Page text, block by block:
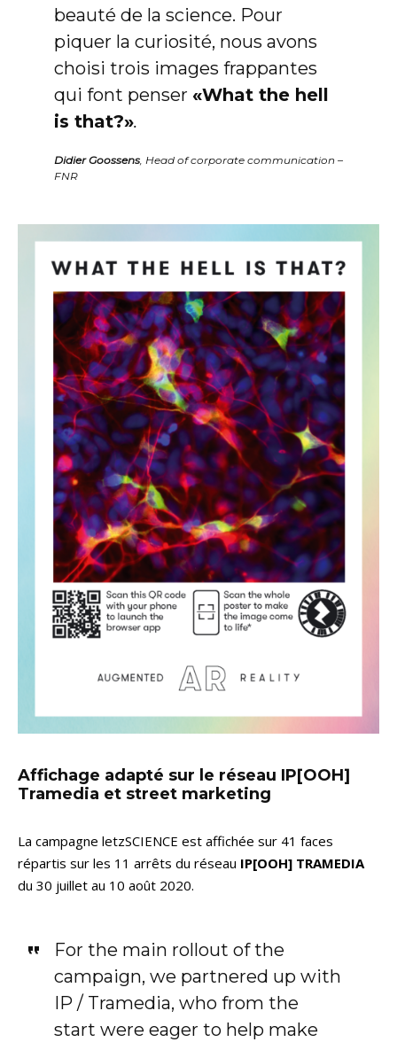
beauté de la science. Pour
piquer la curiosité, nous avons
choisi trois images frappantes
qui font penser «What the hell
is that?».
Didier Goossens, Head of corporate communication –
FNR
Affichage adapté sur le réseau IP[OOH]
Tramedia et street marketing
La campagne letzSCIENCE est affichée sur 41 faces
répartis sur les 11 arrêts du réseau IP[OOH] TRAMEDIA
du 30 juillet au 10 août 2020.
For the main rollout of the
campaign, we partnered up with
IP / Tramedia, who from the
start were eager to help make